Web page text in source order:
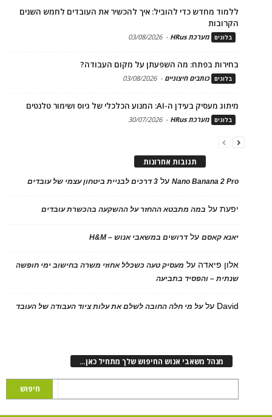
ללמוד מחדש כדי להוביל: איך להכשיר את העובדים לחמש השנים
הקרובות
בלוגים מערכת HRus -
03/08/2026
בחירות בפתח: מה השפעתן על מקום העבודה?
בלוגים כותבים חיצוניים -
03/08/2026
מיתוג מעסיק בעידן ה-AI: המנוע הכלכלי של גיוס ושימור טלנטים
בלוגים מערכת HRus -
30/07/2026
תגובות אחרונות
Nano Banana 2 Proעל 3 דרכים לבניית ביטחון עצמי של עובדים
יפעתעל במה מתבטא ההחזר על ההשקעה בהכשרת עובדים
יאנא קאסםעלדרושים במשאבי אנוש – H&M
אלון פיאדה על מעסיק טעה כשכלל אחוזי משרה בחישוב ימי חופשה
שנתית – והפסיד בתביעה
David עלעל מי חלה החובה לשלם את עלות ציוד העבודה של העובד
מנהל משאבי אנוש החיפוש שלך מתחיל כאן…